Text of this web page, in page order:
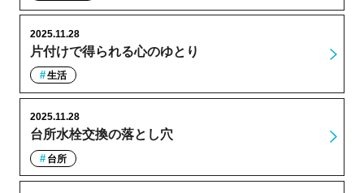
片付けで得られる心のゆとり
2025.11.28
生活
台所水栓交換の落とし穴
2025.11.28
台所